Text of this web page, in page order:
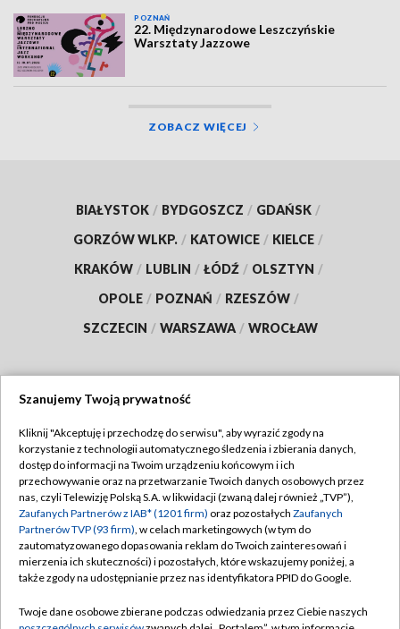
POZNAŃ
22. Międzynarodowe Leszczyńskie
Warsztaty Jazzowe
ZOBACZ WIĘCEJ
BIAŁYSTOK / BYDGOSZCZ / GDAŃSK /
GORZÓW WLKP. / KATOWICE / KIELCE /
KRAKÓW / LUBLIN / ŁÓDŹ / OLSZTYN /
OPOLE / POZNAŃ / RZESZÓW /
SZCZECIN / WARSZAWA / WROCŁAW
TVP
Abonament TVP
Emisja w TVP
Centrum informacji TVP
Naziemna Telewizja Cyfrowa
Rada Programowa
Regulamin TVP
Polityka prywatności
Moje zgody
Pomoc
Szanujemy Twoją prywatność
Kliknij "Akceptuję i przechodzę do serwisu", aby wyrazić zgody na
korzystanie z technologii automatycznego śledzenia i zbierania danych,
dostęp do informacji na Twoim urządzeniu końcowym i ich
przechowywanie oraz na przetwarzanie Twoich danych osobowych przez
nas, czyli Telewizję Polską S.A. w likwidacji (zwaną dalej również „TVP”),
Zaufanych Partnerów z IAB* (1201 firm) oraz pozostałych Zaufanych
Partnerów TVP (93 firm), w celach marketingowych (w tym do
zautomatyzowanego dopasowania reklam do Twoich zainteresowań i
mierzenia ich skuteczności) i pozostałych, które wskazujemy poniżej, a
także zgody na udostępnianie przez nas identyfikatora PPID do Google.
Twoje dane osobowe zbierane podczas odwiedzania przez Ciebie naszych